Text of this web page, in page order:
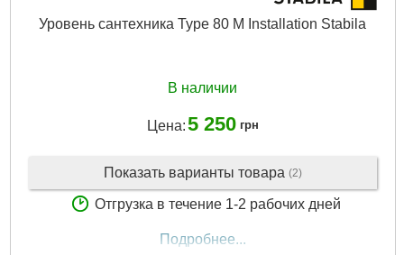
Уровень сантехника Type 80 M Installation Stabila
В наличии
Цена:5 250 грн
Показать варианты товара (2)
Отгрузка в течение 1-2 рабочих дней
Подробнее...